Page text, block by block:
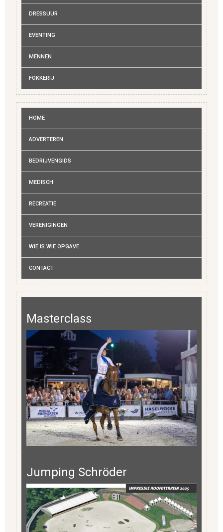
DRESSUUR
EVENTING
MENNEN
FOKKERIJ
HOME
ADVERTEREN
BEDRIJVENGIDS
MEDISCH
RECREATIE
VERENIGINGEN
WIE IS WIE OPGAVE
CONTACT
Masterclass
Jumping Schröder